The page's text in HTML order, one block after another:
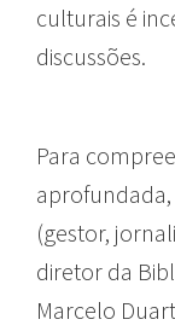
culturais é
discussões.
Para
aprofundada,
(gestor,
diretor da
Marcelo